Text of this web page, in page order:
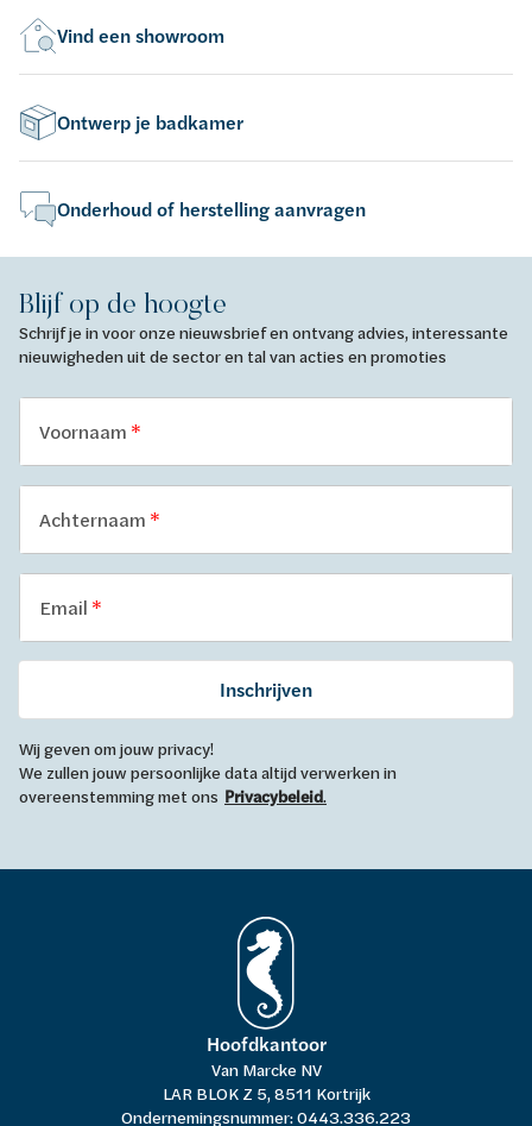
Vind een showroom
Ontwerp je badkamer
Onderhoud of herstelling aanvragen
Blijf op de hoogte
Schrijf je in voor onze nieuwsbrief en ontvang advies, interessante
nieuwigheden uit de sector en tal van acties en promoties
Voornaam
Achternaam
Email
Inschrijven
Wij geven om jouw privacy!
We zullen jouw persoonlijke data altijd verwerken in
overeenstemming met ons Privacybeleid.
Hoofdkantoor
Van Marcke NV
LAR BLOK Z 5, 8511 Kortrijk
Ondernemingsnummer: 0443.336.223